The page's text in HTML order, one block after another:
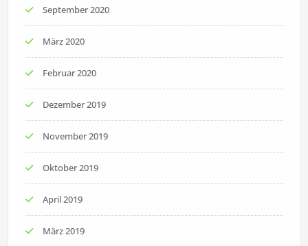
September 2020
März 2020
Februar 2020
Dezember 2019
November 2019
Oktober 2019
April 2019
März 2019